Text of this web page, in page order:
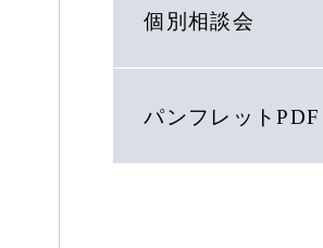
個別相談会
パンフレットPDF